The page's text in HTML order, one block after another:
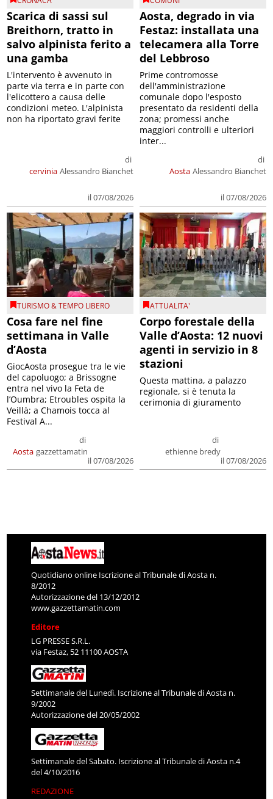
Scarica di sassi sul
Breithorn, tratto in
salvo alpinista ferito a
una gamba
cervinia
di
Alessandro Bianchet
il 07/08/2026
L'intervento è avvenuto in
parte via terra e in parte con
l'elicottero a causa delle
condizioni meteo. L'alpinista
non ha riportato gravi ferite
Aosta, degrado in via
Festaz: installata una
telecamera alla Torre
del Lebbroso
Aosta
di
Alessandro Bianchet
il 07/08/2026
Prime contromosse
dell'amministrazione
comunale dopo l'esposto
presentato da residenti della
zona; promessi anche
maggiori controlli e ulteriori
inter...
TURISMO & TEMPO LIBERO
Cosa fare nel fine
settimana in Valle
d’Aosta
Aosta
di
gazzettamatin
il 07/08/2026
GiocAosta prosegue tra le vie
del capoluogo; a Brissogne
entra nel vivo la Feta de
l’Oumbra; Etroubles ospita la
Veillà; a Chamois tocca al
Festival A...
ATTUALITA'
Corpo forestale della
Valle d’Aosta: 12 nuovi
agenti in servizio in 8
stazioni
di
ethienne bredy
il 07/08/2026
Questa mattina, a palazzo
regionale, si è tenuta la
cerimonia di giuramento
Quotidiano online Iscrizione al Tribunale di Aosta n.
8/2012
Autorizzazione del 13/12/2012
www.gazzettamatin.com
Editore
LG PRESSE S.R.L.
via Festaz, 52 11100 AOSTA
Settimanale del Lunedì. Iscrizione al Tribunale di Aosta n.
9/2002
Autorizzazione del 20/05/2002
Settimanale del Sabato. Iscrizione al Tribunale di Aosta n.4
del 4/10/2016
REDAZIONE